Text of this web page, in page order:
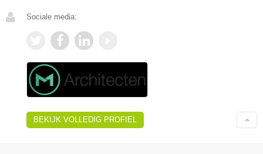
Sociale media:
BEKIJK VOLLEDIG PROFIEL